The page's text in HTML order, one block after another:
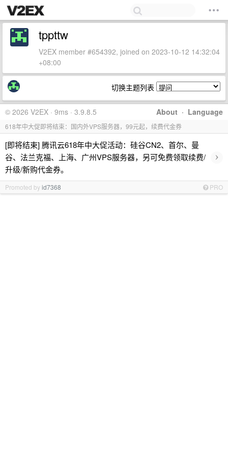
tppttw
V2EX member #654392, joined on 2023-10-12 14:32:04
+08:00
切换主题列表
About · Language
© 2026 V2EX · 9ms · 3.9.8.5
618年中大促即将结束：国内外VPS服务器，99元起，续费代金券
[即将结束] 腾讯云618年中大促活动：硅谷CN2、首尔、曼
谷、法兰克福、上海、广州VPS服务器，另可免费领取续费/
升级/新购代金券。
›
Promoted byid7368 PRO